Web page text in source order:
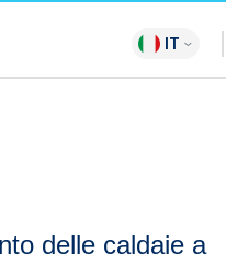
IT
delle caldaie a